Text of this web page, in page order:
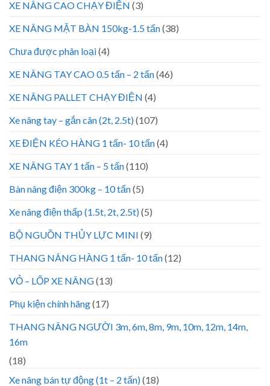
XE NÂNG CAO CHẠY ĐIỆN (3)
XE NÂNG MẶT BÀN 150kg-1.5 tấn(38)
Chưa được phân loại(4)
XE NÂNG TAY CAO 0.5 tấn – 2 tấn(46)
XE NÂNG PALLET CHẠY ĐIỆN (4)
Xe nâng tay – gắn cân (2t, 2.5t)(107)
XE ĐIỆN KÉO HÀNG 1 tấn- 10 tấn(4)
XE NÂNG TAY 1 tấn – 5 tấn(110)
Bàn nâng điện 300kg – 10 tấn(5)
Xe nâng điện thấp (1.5t, 2t, 2.5t)(5)
BỘ NGUỒN THỦY LỰC MINI (9)
THANG NÂNG HÀNG 1 tấn- 10 tấn(12)
VỎ – LỐP XE NÂNG(13)
Phụ kiện chính hãng(17)
THANG NÂNG NGƯỜI 3m, 6m, 8m, 9m, 10m, 12m, 14m,
16m
(18)
Xe nâng bán tự động (1t – 2 tấn)(18)